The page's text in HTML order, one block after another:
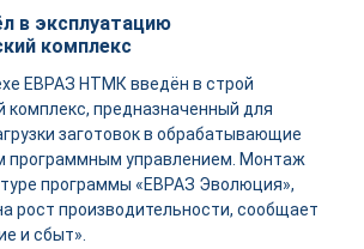
в эксплуатацию
комплекс
ЕВРАЗ НТМК введён в строй
комплекс, предназначенный для
заготовок в обрабатывающие
программным управлением. Монтаж
программы «ЕВРАЗ Эволюция»,
рост производительности, сообщает
и сбыт».